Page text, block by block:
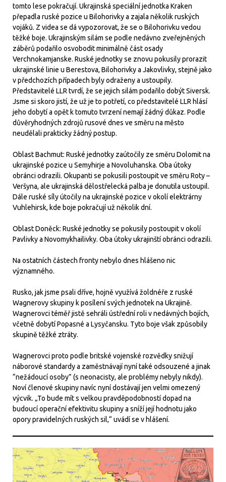
tomto lese pokračují. Ukrajinská speciální jednotka Kraken
přepadla ruské pozice u Bilohorivky a zajala několik ruských
vojáků. Z videa se dá vypozorovat, že se o Bilohorivku vedou
těžké boje. Ukrajinským silám se podle nedávno zveřejněných
záběrů podařilo osvobodit minimálně část osady
Verchnokamjanske. Ruské jednotky se znovu pokusily prorazit
ukrajinské linie u Berestova, Bilohorivky a Jakovlivky, stejně jako
v předchozích případech byly odraženy a ustoupily.
Představitelé LLR tvrdí, že se jejich silám podařilo dobýt Siversk.
Jsme si skoro jistí, že už je to potřetí, co představitelé LLR hlásí
jeho dobytí a opět k tomuto tvrzení nemají žádný důkaz. Podle
důvěryhodných zdrojů rusové dnes ve směru na město
neudělali prakticky žádný postup.
Oblast Bachmut: Ruské jednotky zaútočily ze směru Dolomit na
ukrajinské pozice u Semyhirje a Novoluhanska. Oba útoky
obránci odrazili. Okupanti se pokusili postoupit ve směru Roty –
Veršyna, ale ukrajinská dělostřelecká palba je donutila ustoupil.
Dále ruské síly útočily na ukrajinské pozice v okolí elektrárny
Vuhlehirsk, kde boje pokračují už několik dní.
Oblast Doněck: Ruské jednotky se pokusily postoupit v okolí
Pavlivky a Novomykhailivky. Oba útoky ukrajinští obránci odrazili.
Na ostatních částech fronty nebylo dnes hlášeno nic
významného.
Rusko, jak jsme psali dříve, hojně využívá žoldnéře z ruské
Wagnerovy skupiny k posílení svých jednotek na Ukrajině.
Wagnerovci téměř jistě sehráli ústřední roli v nedávných bojích,
včetně dobytí Popasné a Lysyčansku. Tyto boje však způsobily
skupině těžké ztráty.
Wagnerovci proto podle britské vojenské rozvědky snižují
náborové standardy a zaměstnávají nyní také odsouzené a jinak
“nežádoucí osoby” (s neonacisty, ale problémy nebyly nikdy).
Noví členové skupiny navíc nyní dostávají jen velmi omezený
výcvik. „To bude mít s velkou pravděpodobností dopad na
budoucí operační efektivitu skupiny a sníží její hodnotu jako
opory pravidelných ruských sil,“ uvádí se v hlášení.